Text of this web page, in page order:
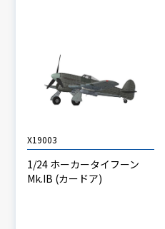
X19003
1/24 ホーカータイフーン
Mk.IB (カードア)